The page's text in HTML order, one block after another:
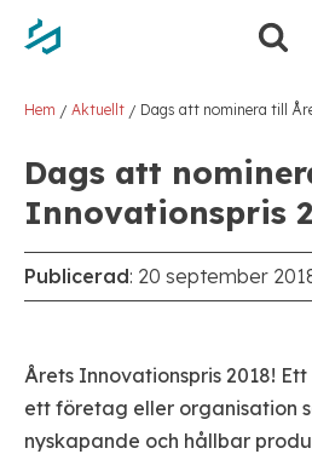
Hem / Aktuellt /
Dags att
Innovationspris
Publicerad: 20 september
Årets Innovationspris 2018!
ett företag eller organisation
nyskapande och hållbar